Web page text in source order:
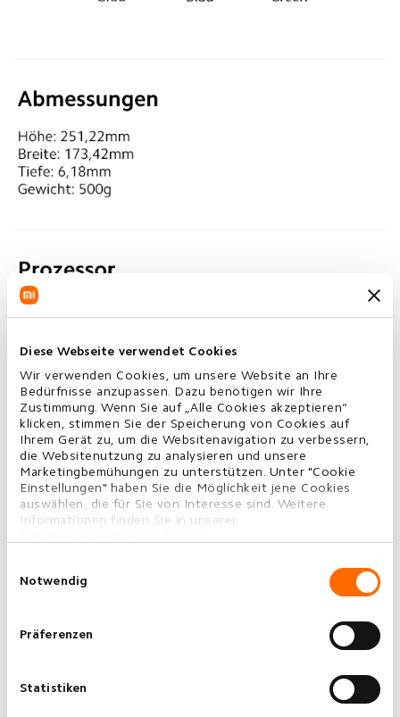
Diese Webseite verwendet Cookies
Wir verwenden Cookies, um unsere Website an Ihre
Bedürfnisse anzupassen. Dazu benötigen wir Ihre
Zustimmung. Wenn Sie auf „Alle Cookies akzeptieren“
klicken, stimmen Sie der Speicherung von Cookies auf
Ihrem Gerät zu, um die Websitenavigation zu verbessern,
die Websitenutzung zu analysieren und unsere
Marketingbemühungen zu unterstützen. Unter "Cookie
Einstellungen" haben Sie die Möglichkeit jene Cookies
auswählen, die für Sie von Interesse sind. Weitere
Informationen finden Sie in unserer
Notwendig
Präferenzen
Statistiken